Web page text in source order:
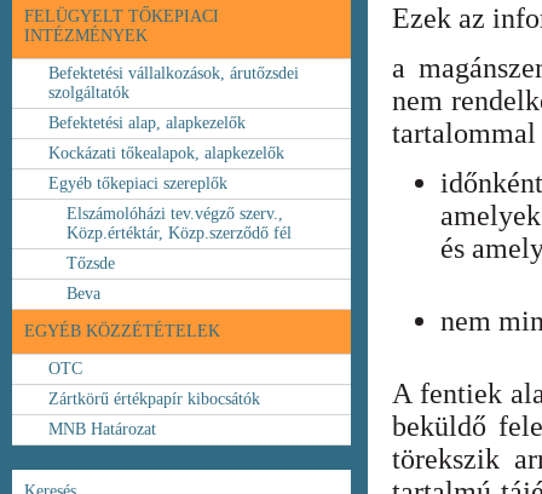
FELÜGYELT TŐKEPIACI
INTÉZMÉNYEK
Befektetési vállalkozások, árutőzsdei
szolgáltatók
Befektetési alap, alapkezelők
Kockázati tőkealapok, alapkezelők
Egyéb tőkepiaci szereplők
Elszámolóházi tev.végző szerv.,
Közp.értéktár, Közp.szerződő fél
Tőzsde
Beva
EGYÉB KÖZZÉTÉTELEK
OTC
Zártkörű értékpapír kibocsátók
MNB Határozat
Ezek az
a
nem
és
nem
A fentiek
beküldő
törekszik